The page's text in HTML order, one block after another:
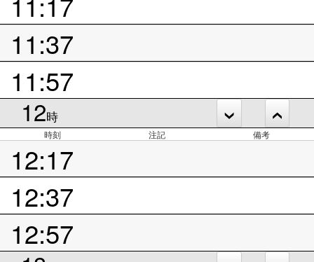
11:37
11:57
12時
時刻 注記 備考
12:17
12:37
12:57